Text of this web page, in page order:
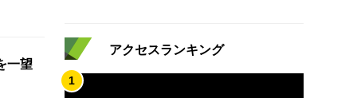
一望
アクセスランキング
1